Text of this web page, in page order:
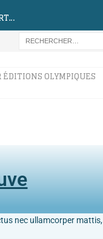
ÉDITIONS OLYMPIQUES
nec ullamcorper mattis,